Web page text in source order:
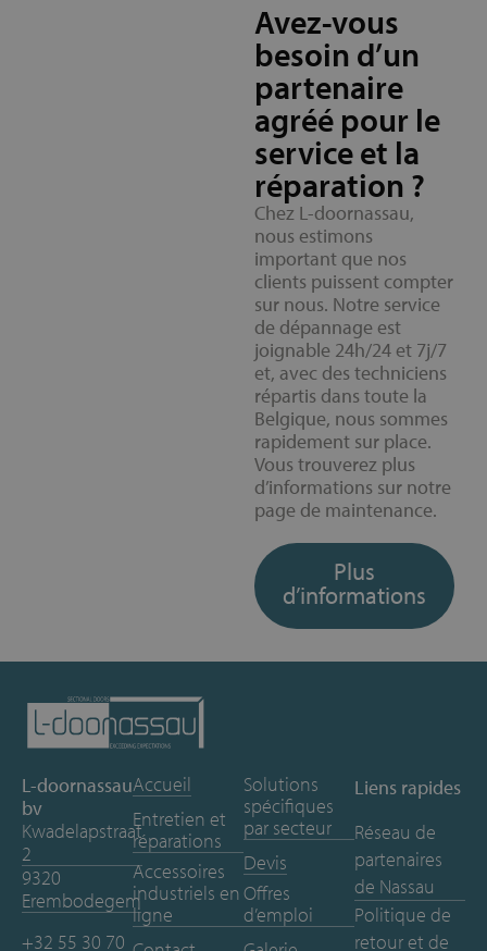
Avez-vous
besoin d’un
partenaire
agréé pour le
service et la
réparation ?
Chez L-doornassau,
nous estimons
important que nos
clients puissent compter
sur nous. Notre service
de dépannage est
joignable 24h/24 et 7j/7
et, avec des techniciens
répartis dans toute la
Belgique, nous sommes
rapidement sur place.
Vous trouverez plus
d’informations sur notre
page de maintenance.
Plus
d’informations
L-doornassau
bv
Kwadelapstraat
2
9320
Erembodegem
+32 55 30 70
Accueil
Entretien et
réparations
Accessoires
industriels en
ligne
Solutions
spécifiques
par secteur
Devis
Offres
d’emploi
Liens rapides
Réseau de
partenaires
de Nassau
Politique de
retour et de